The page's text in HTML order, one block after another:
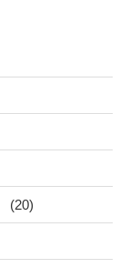
(20)